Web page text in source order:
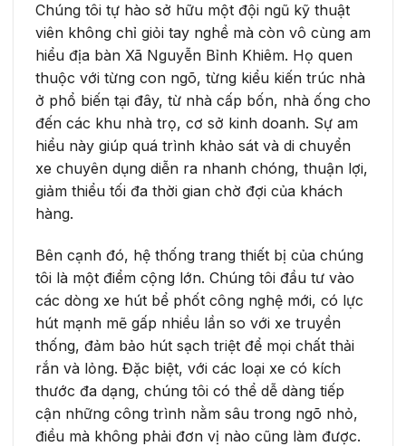
Chúng tôi tự hào sở hữu một đội ngũ kỹ thuật
viên không chỉ giỏi tay nghề mà còn vô cùng am
hiểu địa bàn Xã Nguyễn Bỉnh Khiêm. Họ quen
thuộc với từng con ngõ, từng kiểu kiến trúc nhà
ở phổ biến tại đây, từ nhà cấp bốn, nhà ống cho
đến các khu nhà trọ, cơ sở kinh doanh. Sự am
hiểu này giúp quá trình khảo sát và di chuyển
xe chuyên dụng diễn ra nhanh chóng, thuận lợi,
giảm thiểu tối đa thời gian chờ đợi của khách
hàng.
Bên cạnh đó, hệ thống trang thiết bị của chúng
tôi là một điểm cộng lớn. Chúng tôi đầu tư vào
các dòng xe hút bể phốt công nghệ mới, có lực
hút mạnh mẽ gấp nhiều lần so với xe truyền
thống, đảm bảo hút sạch triệt để mọi chất thải
rắn và lỏng. Đặc biệt, với các loại xe có kích
thước đa dạng, chúng tôi có thể dễ dàng tiếp
cận những công trình nằm sâu trong ngõ nhỏ,
điều mà không phải đơn vị nào cũng làm được.